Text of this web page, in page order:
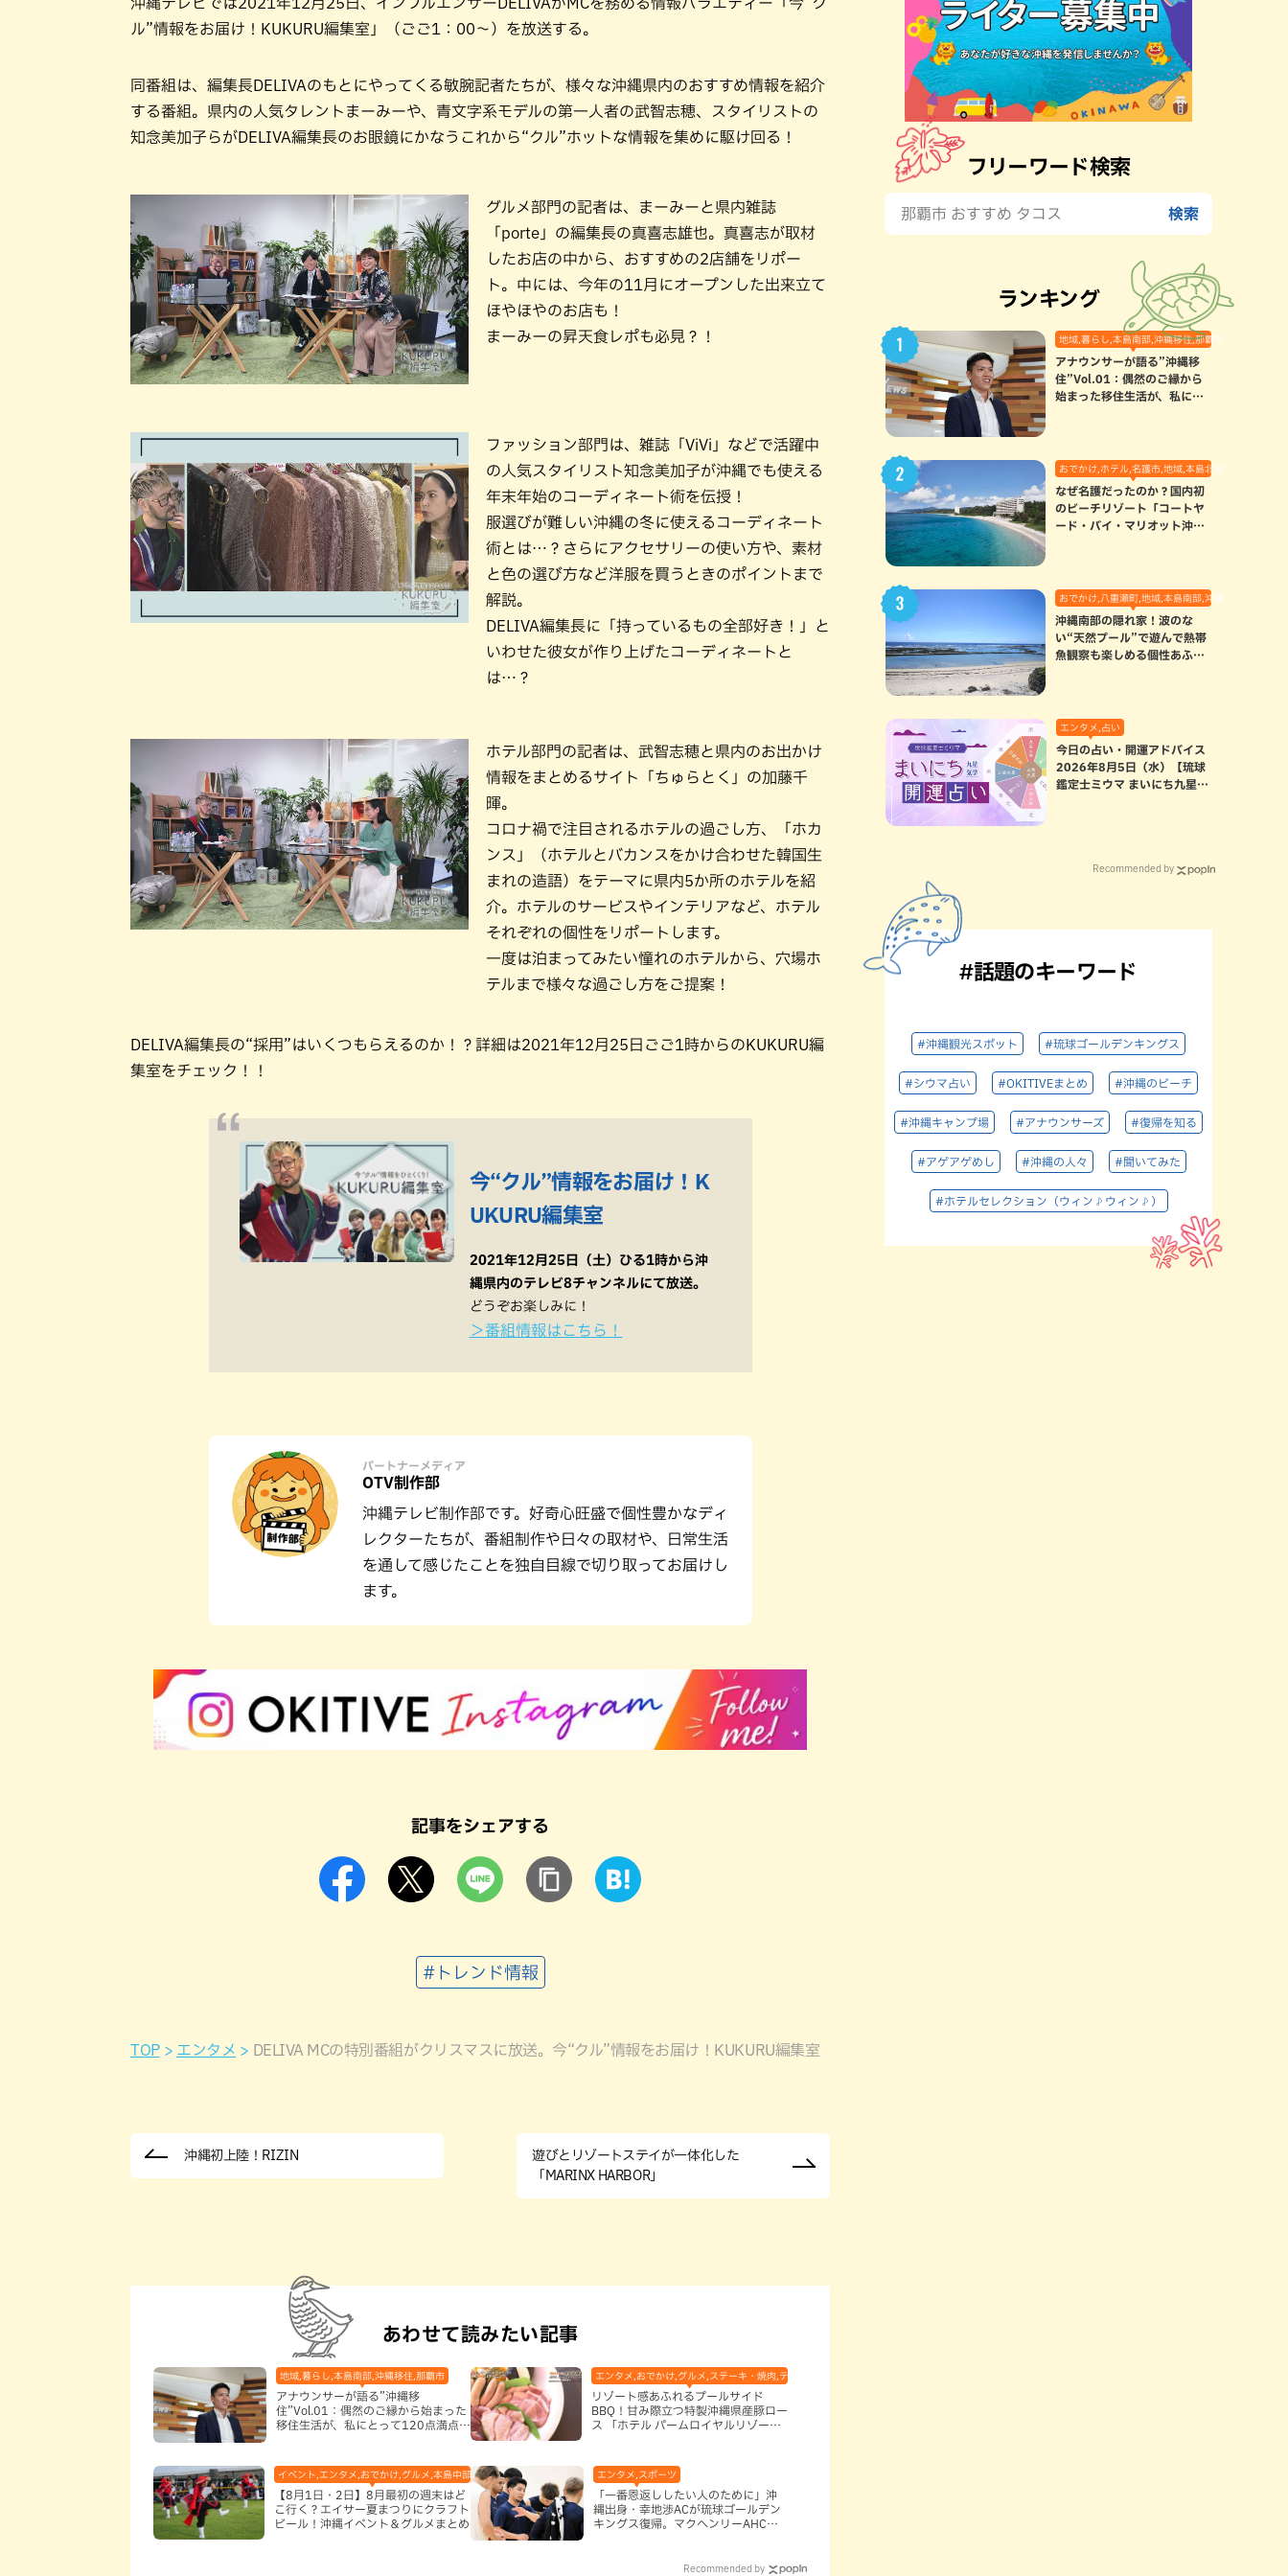
ル”情報をお届け！KUKURU編集室」（ごご1：00～）を放送する。
同番組は、編集長DELIVAのもとにやってくる敏腕記者たちが、様々な沖縄県内のおすすめ情報を紹介
する番組。県内の人気タレントまーみーや、青文字系モデルの第一人者の武智志穂、スタイリストの
知念美加子らがDELIVA編集長のお眼鏡にかなうこれから“クル”ホットな情報を集めに駆け回る！
グルメ部門の記者は、まーみーと県内雑誌
「porte」の編集長の真喜志雄也。真喜志が取材
したお店の中から、おすすめの2店舗をリポー
ト。中には、今年の11月にオープンした出来立て
ほやほやのお店も！
まーみーの昇天食レポも必見？！
ファッション部門は、雑誌「ViVi」などで活躍中
の人気スタイリスト知念美加子が沖縄でも使える
年末年始のコーディネート術を伝授！
服選びが難しい沖縄の冬に使えるコーディネート
術とは…？さらにアクセサリーの使い方や、素材
と色の選び方など洋服を買うときのポイントまで
解説。
DELIVA編集長に「持っているもの全部好き！」と
いわせた彼女が作り上げたコーディネートと
は…？
ホテル部門の記者は、武智志穂と県内のお出かけ
情報をまとめるサイト「ちゅらとく」の加藤千
暉。
コロナ禍で注目されるホテルの過ごし方、「ホカ
ンス」（ホテルとバカンスをかけ合わせた韓国生
まれの造語）をテーマに県内5か所のホテルを紹
介。ホテルのサービスやインテリアなど、ホテル
それぞれの個性をリポートします。
一度は泊まってみたい憧れのホテルから、穴場ホ
テルまで様々な過ごし方をご提案！
DELIVA編集長の“採用”はいくつもらえるのか！？詳細は2021年12月25日ごご1時からのKUKURU編
集室をチェック！！
今“クル”情報をお届け！K
UKURU編集室
2021年12月25日（土）ひる1時から沖
縄県内のテレビ8チャンネルにて放送。
どうぞお楽しみに！
＞番組情報はこちら！
パートナーメディア
OTV制作部
沖縄テレビ制作部です。好奇心旺盛で個性豊かなディ
レクターたちが、番組制作や日々の取材や、日常生活
を通して感じたことを独自目線で切り取ってお届けし
ます。
記事をシェアする
#トレンド情報
TOP エンタメ DELIVA MCの特別番組がクリスマスに放送。今“クル”情報をお届け！KUKURU編集室
沖縄初上陸！RIZIN
遊びとリゾートステイが一体化した
「MARINX HARBOR」
あわせて読みたい記事
地域,暮らし,本島南部,沖縄移住,那覇市
アナウンサーが語る”沖縄移
住”Vol.01：偶然のご縁から始まった
移住生活が、私にとって120点満点に
エンタメ,おでかけ,グルメ,ステーキ・焼肉,テレビ,ホテル,地域,本島南部,那覇市
リゾート感あふれるプールサイド
BBQ！甘み際立つ特製沖縄県産豚ロー
ス 「ホテル パームロイヤルリゾート
イベント,エンタメ,おでかけ,グルメ,本島中部,本島北部,本島南部
【8月1日・2日】8月最初の週末はど
こ行く？エイサー夏まつりにクラフト
ビール！沖縄イベント＆グルメまとめ
エンタメ,スポーツ
「一番恩返ししたい人のために」沖
縄出身・幸地渉ACが琉球ゴールデン
キングス復帰。マクヘンリーAHCに
Recommended by
フリーワード検索
ランキング
地域,暮らし,本島南部,沖縄移住,那覇市
アナウンサーが語る”沖縄移
住”Vol.01：偶然のご縁から
始まった移住生活が、私にと
おでかけ,ホテル,名護市,地域,本島北部
なぜ名護だったのか？国内初
のビーチリゾート「コートヤ
ード・バイ・マリオット沖縄
おでかけ,八重瀬町,地域,本島南部,沖縄の海,自然
沖縄南部の隠れ家！波のな
い“天然プール”で遊んで熱帯
魚観察も楽しめる個性あふれ
エンタメ,占い
今日の占い・開運アドバイス
2026年8月5日（水）【琉球
鑑定士ミウマ まいにち九星気
Recommended by
#話題のキーワード
#沖縄観光スポット #琉球ゴールデンキングス
#シウマ占い #OKITIVEまとめ #沖縄のビーチ
#沖縄キャンプ場 #アナウンサーズ #復帰を知る
#アゲアゲめし #沖縄の人々 #聞いてみた
#ホテルセレクション（ウィン♪ウィン♪）